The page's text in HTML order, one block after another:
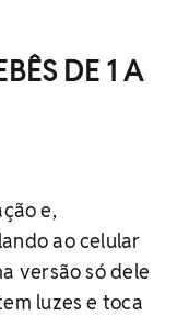
DE 1 A
e,
ao celular
versão só dele
luzes e toca